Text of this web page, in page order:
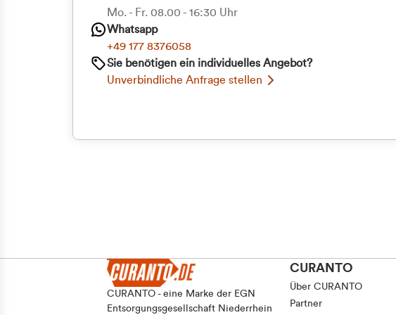
Einwilligungsauswahl
Mo. - Fr. 08.00 - 16:30 Uhr
Whatsapp
+49 177 8376058
Sie benötigen ein individuelles Angebot?
Unverbindliche Anfrage stellen
CURANTO - eine Marke der EGN
Entsorgungsgesellschaft Niederrhein
CURANTO
Über CURANTO
Partner